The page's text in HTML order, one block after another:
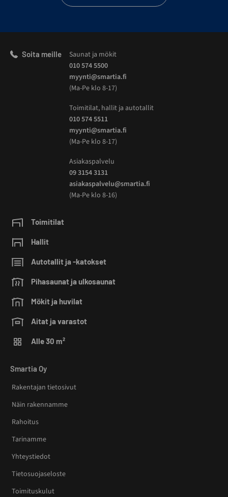
Soita meille
Saunat ja mökit
010 574 5500
myynti@smartia.fi
(Ma-Pe klo 8-17)
Toimitilat, hallit ja autotallit
010 574 5511
myynti@smartia.fi
(Ma-Pe klo 8-17)
Asiakaspalvelu
09 3154 3131
asiakaspalvelu@smartia.fi
(Ma-Pe klo 8-16)
Toimitilat
Hallit
Autotallit ja -katokset
Pihasaunat ja ulkosaunat
Mökit ja huvilat
Aitat ja varastot
Alle 30 m²
Smartia Oy
Rakentajan tietosivut
Näin rakennamme
Rahoitus
Tarinamme
Yhteystiedot
Tietosuojaseloste
Toimituskulut